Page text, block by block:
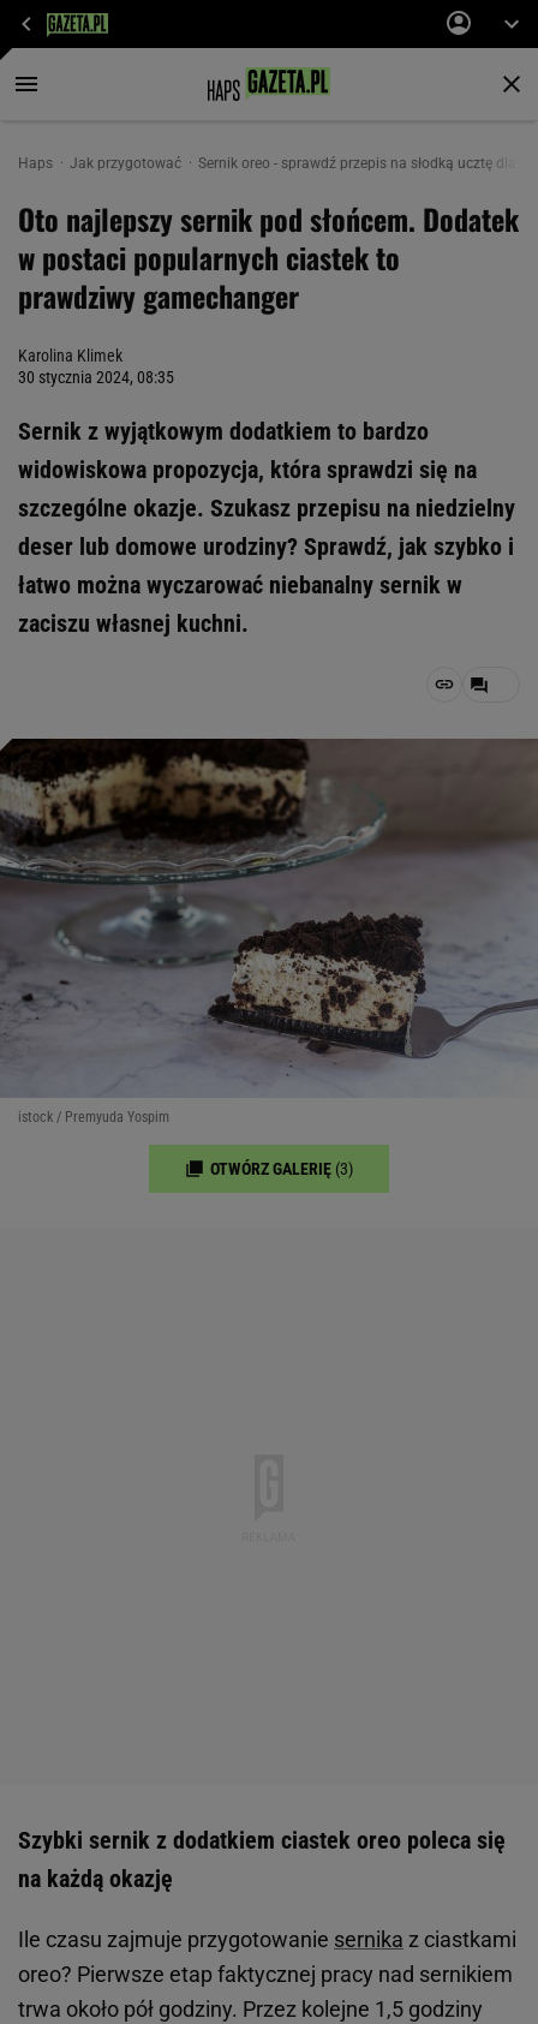
Haps Jak przygotować Sernik oreo - sprawdź przepis na słodką ucztę dla
Oto najlepszy sernik pod słońcem. Dodatek
w postaci popularnych ciastek to
prawdziwy gamechanger
Karolina Klimek
30 stycznia 2024, 08:35
Sernik z wyjątkowym dodatkiem to bardzo
widowiskowa propozycja, która sprawdzi się na
szczególne okazje. Szukasz przepisu na niedzielny
deser lub domowe urodziny? Sprawdź, jak szybko i
łatwo można wyczarować niebanalny sernik w
zaciszu własnej kuchni.
istock / Premyuda Yospim
OTWÓRZ GALERIĘ (3)
Szybki sernik z dodatkiem ciastek oreo poleca się
na każdą okazję
Ile czasu zajmuje przygotowanie sernika z ciastkami
oreo? Pierwsze etap faktycznej pracy nad sernikiem
trwa około pół godziny. Przez kolejne 1,5 godziny